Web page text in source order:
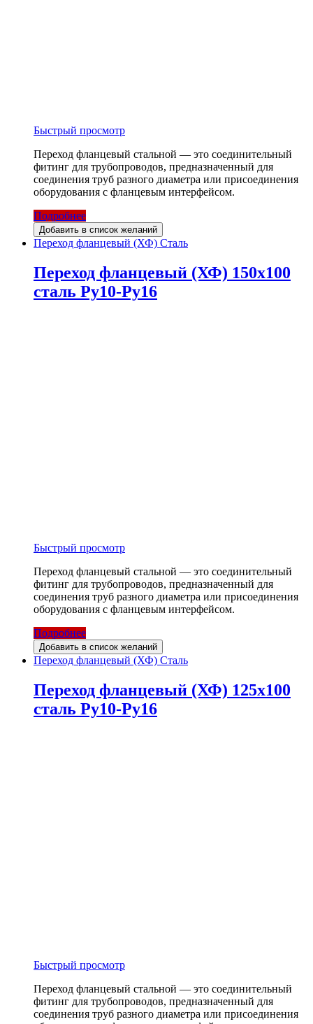
Быстрый просмотр
Переход фланцевый стальной — это соединительный
фитинг для трубопроводов, предназначенный для
соединения труб разного диаметра или присоединения
оборудования с фланцевым интерфейсом.
Подробнее
Добавить в список желаний
Переход фланцевый (ХФ) Сталь
Переход фланцевый (ХФ) 150х100
сталь Ру10-Ру16
Быстрый просмотр
Переход фланцевый стальной — это соединительный
фитинг для трубопроводов, предназначенный для
соединения труб разного диаметра или присоединения
оборудования с фланцевым интерфейсом.
Подробнее
Добавить в список желаний
Переход фланцевый (ХФ) Сталь
Переход фланцевый (ХФ) 125х100
сталь Ру10-Ру16
Быстрый просмотр
Переход фланцевый стальной — это соединительный
фитинг для трубопроводов, предназначенный для
соединения труб разного диаметра или присоединения